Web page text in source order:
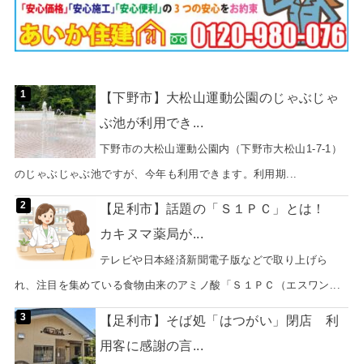
【下野市】大松山運動公園のじゃぶじゃ
ぶ池が利用でき...
下野市の大松山運動公園内（下野市大松山1-7-1）
のじゃぶじゃぶ池ですが、今年も利用できます。利用期...
【足利市】話題の「Ｓ１ＰＣ」とは！
カキヌマ薬局が...
テレビや日本経済新聞電子版などで取り上げら
れ、注目を集めている食物由来のアミノ酸「Ｓ１ＰＣ（エスワン...
【足利市】そば処「はつがい」閉店 利
用客に感謝の言...